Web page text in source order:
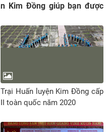
Kim Đồng giúp bạn được
Trại Huấn luyện Kim Đồng cấp
II toàn quốc năm 2020